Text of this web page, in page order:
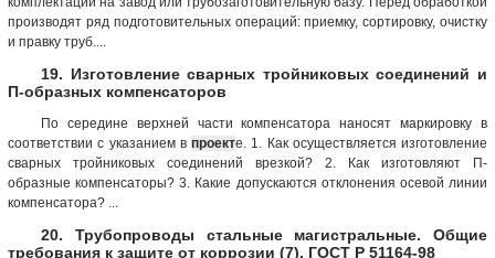
производят ряд подготовительных операций: приемку, сортировку, очистку
и правку труб....
19. Изготовление сварных тройниковых соединений и
П-образных компенсаторов
По середине верхней части компенсатора наносят маркировку в
соответствии с указанием в проекте. 1. Как осуществляется изготовление
сварных тройниковых соединений врезкой? 2. Как изготовляют П-
образные компенсаторы? 3. Какие допускаются отклонения осевой линии
компенсатора? ...
20. Трубопроводы стальные магистральные. Общие
требования к защите от коррозии (7). ГОСТ Р 51164-98